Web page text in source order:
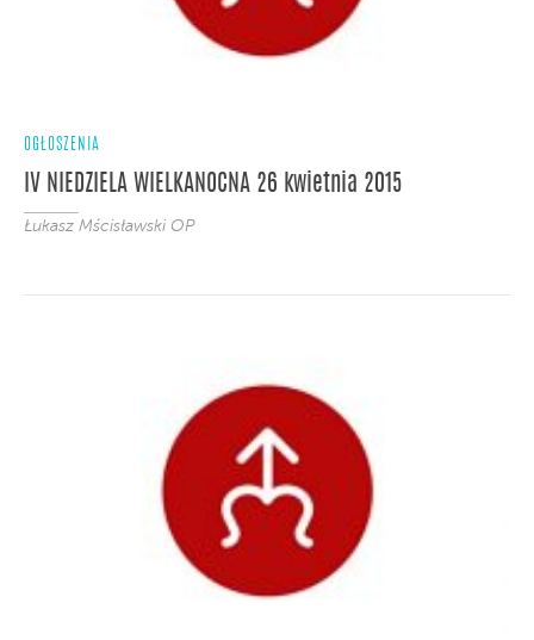
OGŁOSZENIA
IV NIEDZIELA WIELKANOCNA 26 kwietnia 2015
Łukasz Mścisławski OP